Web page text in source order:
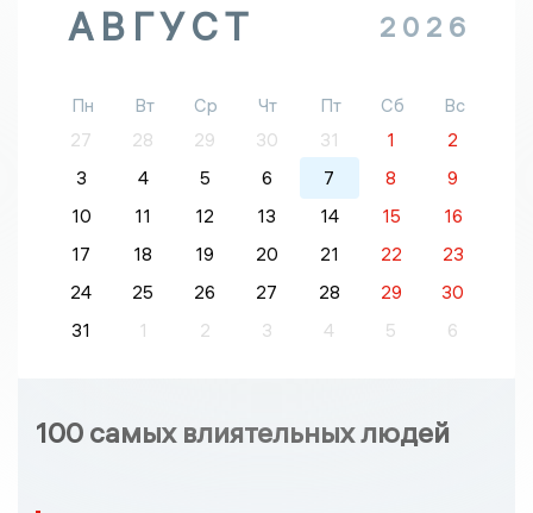
АВГУСТ 2026
Пн Вт Ср Чт Пт Сб
Вс
27
28 29 30 31 1
2
3
4 5 6 7 8
9
10
11 12 13 14 15
16
17
18 19 20 21 22
23
24
25 26 27 28 29
30
31
1 2 3 4 5 6
100 самых влиятельных людей